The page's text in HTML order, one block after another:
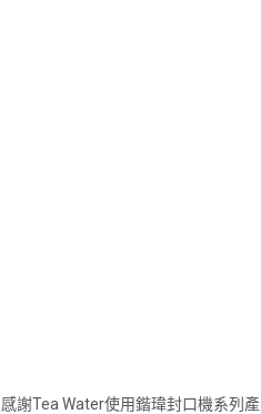
感謝Tea Water使用鍇瑋封口機系列